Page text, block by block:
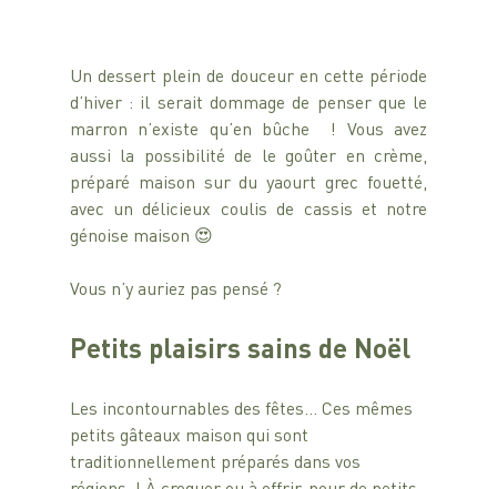
Un dessert plein de douceur en cette période
d’hiver : il serait dommage de penser que le
marron n’existe qu’en bûche  ! Vous avez
aussi la possibilité de le goûter en crème,
préparé maison sur du yaourt grec fouetté,
avec un délicieux coulis de cassis et notre
génoise maison 😍
Vous n’y auriez pas pensé ?
Petits plaisirs sains de Noël
Les incontournables des fêtes… Ces mêmes
petits gâteaux maison qui sont
traditionnellement préparés dans vos